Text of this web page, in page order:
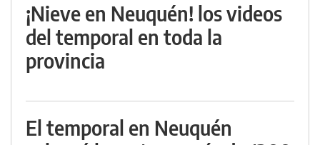
¡Nieve en Neuquén! los videos
del temporal en toda la
provincia
El temporal en Neuquén